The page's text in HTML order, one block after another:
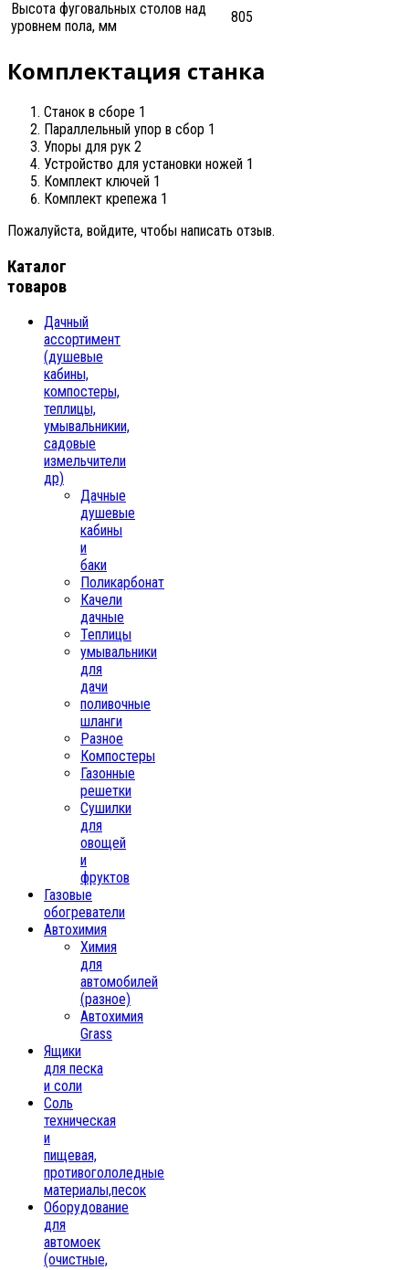
Высота фуговальных столов над
уровнем пола, мм
805
Комплектация станка
Станок в сборе 1
Параллельный упор в сбор 1
Упоры для рук 2
Устройство для установки ножей 1
Комплект ключей 1
Комплект крепежа 1
Пожалуйста, войдите, чтобы написать отзыв.
Каталог
товаров
Дачный
ассортимент
(душевые
кабины,
компостеры,
теплицы,
умывальникии,
садовые
измельчители
др)
Дачные
душевые
кабины
и
баки
Поликарбонат
Качели
дачные
Теплицы
умывальники
для
дачи
поливочные
шланги
Разное
Компостеры
Газонные
решетки
Сушилки
для
овощей
и
фруктов
Газовые
обогреватели
Автохимия
Химия
для
автомобилей
(разное)
Автохимия
Grass
Ящики
для песка
и соли
Соль
техническая
и
пищевая,
противогололедные
материалы,песок
Oборудование
для
автомоек
(очистные,